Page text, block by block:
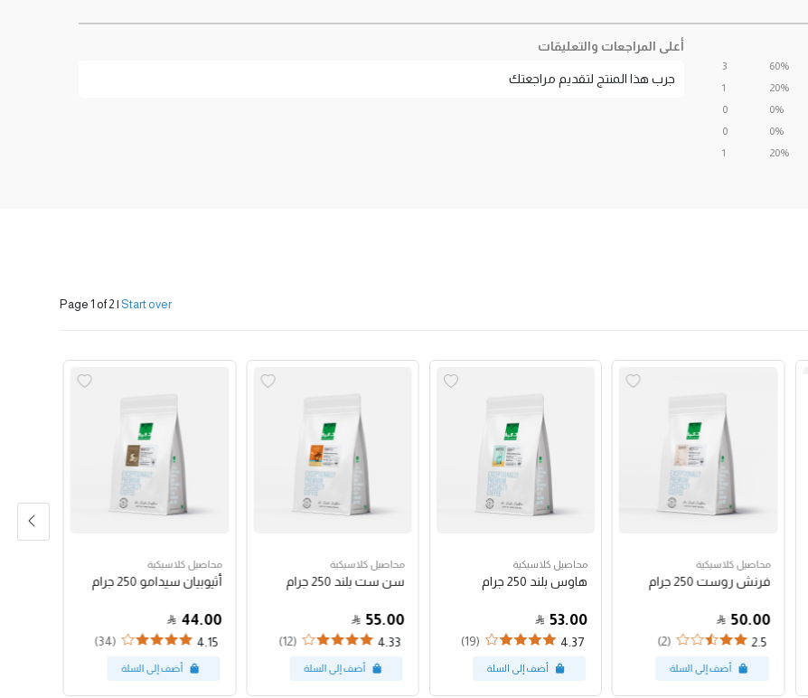
60%
20%
0%
0%
20%
3
1
0
0
1
أعلى المراجعات والتعليقات
جرب هذا المنتج لتقديم مراجعتك
Page 1 of 2 | Start over
محاصيل كلاسيكية
فرنش روست 250 جرام
50.00
2.5
(2)
محاصيل كلاسيكية
هاوس بلند 250 جرام
53.00
4.37
(19)
محاصيل كلاسيكية
سن ست بلند 250 جرام
55.00
4.33
(12)
محاصيل كلاسيكية
أثيوبيان سيدامو 250 جرام
44.00
4.15
(34)